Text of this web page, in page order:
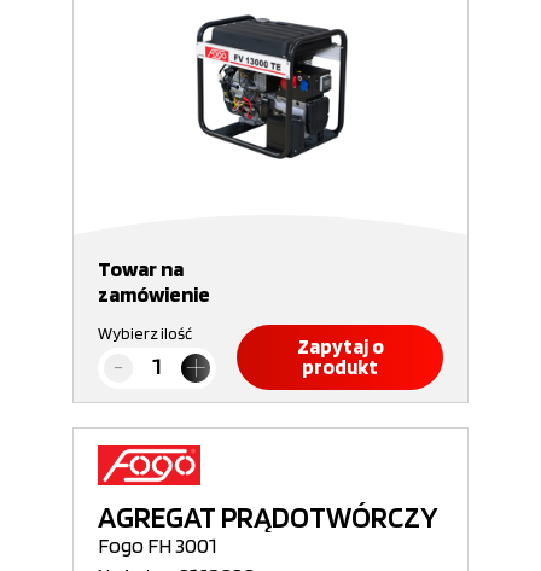
Towar na
zamówienie
Wybierz ilość
Zapytaj o
produkt
AGREGAT PRĄDOTWÓRCZY
Fogo FH 3001